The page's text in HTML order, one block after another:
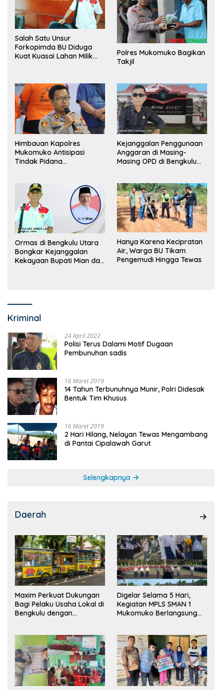
Salah Satu Unsur
Forkopimda BU Diduga
Kuat Kuasai Lahan Milik
Polres Mukomuko Bagikan
Takjil
Himbauan Kapolres
Mukomuko Antisipasi
Tindak Pidana
Kejanggalan Penggunaan
Anggaran di Masing-
Masing OPD di Bengkulu
Ormas di Bengkulu Utara
Bongkar Kejanggalan
Kekayaan Bupati Mian dan
Hanya Karena Kecipratan
Air, Warga BU Tikam
Pengemudi Hingga Tewas
Kriminal
24 April 2022
Polisi Terus Dalami Motif Dugaan
Pembunuhan sadis
16 Maret 2019
14 Tahun Terbunuhnya Munir, Polri Didesak
Bentuk Tim Khusus
16 Maret 2019
2 Hari Hilang, Nelayan Tewas Mengambang
di Pantai Cipalawah Garut
Selengkapnya
Daerah
Maxim Perkuat Dukungan
Bagi Pelaku Usaha Lokal di
Bengkulu dengan
Pasar
Digelar Selama 5 Hari,
Kegiatan MPLS SMAN 1
Mukomuko Berlangsung